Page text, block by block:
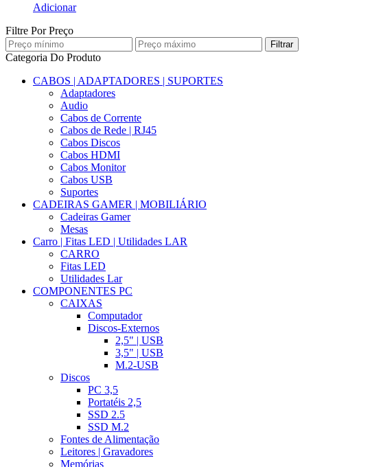
Adicionar
Filtre Por Preço
Filtrar
Categoria Do Produto
CABOS | ADAPTADORES | SUPORTES
Adaptadores
Audio
Cabos de Corrente
Cabos de Rede | RJ45
Cabos Discos
Cabos HDMI
Cabos Monitor
Cabos USB
Suportes
CADEIRAS GAMER | MOBILIÁRIO
Cadeiras Gamer
Mesas
Carro | Fitas LED | Utilidades LAR
CARRO
Fitas LED
Utilidades Lar
COMPONENTES PC
CAIXAS
Computador
Discos-Externos
2,5" | USB
3,5" | USB
M.2-USB
Discos
PC 3,5
Portatéis 2,5
SSD 2.5
SSD M.2
Fontes de Alimentação
Leitores | Gravadores
Memórias